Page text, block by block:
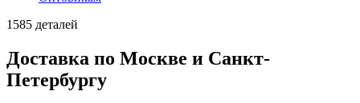
1585 деталей
Доставка по Москве и Санкт-
Петербургу